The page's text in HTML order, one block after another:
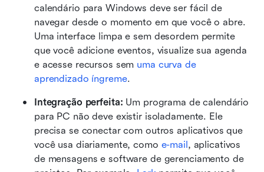
calendário para Windows deve ser fácil de
navegar desde o momento em que você o abre.
Uma interface limpa e sem desordem permite
que você adicione eventos, visualize sua agenda
e acesse recursos sem uma curva de
aprendizado íngreme.
Integração perfeita: Um programa de calendário
para PC não deve existir isoladamente. Ele
precisa se conectar com outros aplicativos que
você usa diariamente, como e-mail, aplicativos
de mensagens e software de gerenciamento de